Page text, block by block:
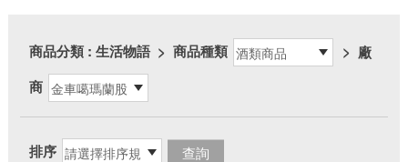
商品分類: 生活物語 > 商品種類 > 廠
商
排序